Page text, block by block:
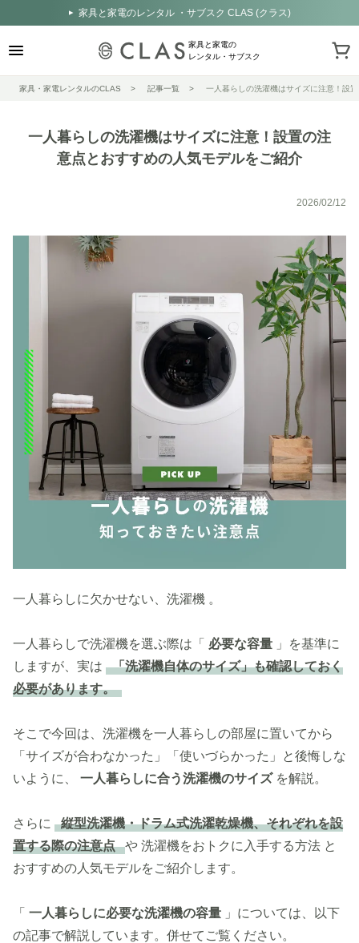
家具と家電のレンタル ・サブスク CLAS (クラス)
家具と家電の
レンタル・サブスク
家具・家電レンタルのCLAS 記事一覧 一人暮らしの洗濯機はサイズに注意！設
一人暮らしの洗濯機はサイズに注意！設置の注
意点とおすすめの人気モデルをご紹介
2026/02/12
一人暮らしに欠かせない、洗濯機 。
一人暮らしで洗濯機を選ぶ際は「 必要な容量 」を基準に
しますが、実は
「洗濯機自体のサイズ」も確認しておく
必要があります。
そこで今回は、洗濯機を一人暮らしの部屋に置いてから
「サイズが合わなかった」「使いづらかった」と後悔しな
いように、 一人暮らしに合う洗濯機のサイズ を解説。
さらに
縦型洗濯機・ドラム式洗濯乾燥機、それぞれを設
置する際の注意点 や 洗濯機をおトクに入手する方法 と
おすすめの人気モデルをご紹介します。
「 一人暮らしに必要な洗濯機の容量 」については、以下
の記事で解説しています。併せてご覧ください。